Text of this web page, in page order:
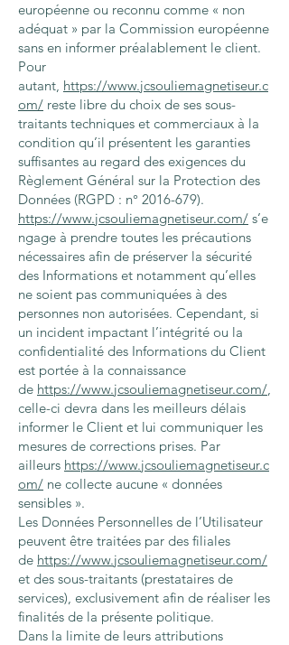
européenne ou reconnu comme « non
adéquat » par la Commission européenne
sans en informer préalablement le client.
Pour
autant, https://www.jcsouliemagnetiseur.c
om/ reste libre du choix de ses sous-
traitants techniques et commerciaux à la
condition qu’il présentent les garanties
suffisantes au regard des exigences du
Règlement Général sur la Protection des
Données (RGPD : n° 2016-679).
https://www.jcsouliemagnetiseur.com/ s’e
ngage à prendre toutes les précautions
nécessaires afin de préserver la sécurité
des Informations et notamment qu’elles
ne soient pas communiquées à des
personnes non autorisées. Cependant, si
un incident impactant l’intégrité ou la
confidentialité des Informations du Client
est portée à la connaissance
de https://www.jcsouliemagnetiseur.com/,
celle-ci devra dans les meilleurs délais
informer le Client et lui communiquer les
mesures de corrections prises. Par
ailleurs https://www.jcsouliemagnetiseur.c
om/ ne collecte aucune « données
sensibles ».
Les Données Personnelles de l’Utilisateur
peuvent être traitées par des filiales
de https://www.jcsouliemagnetiseur.com/
et des sous-traitants (prestataires de
services), exclusivement afin de réaliser les
finalités de la présente politique.
Dans la limite de leurs attributions